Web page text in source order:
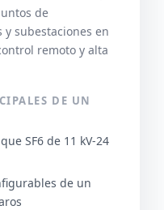
de
subestaciones en
remoto y alta
DE UN
SF6 de 11 kV-24
de un